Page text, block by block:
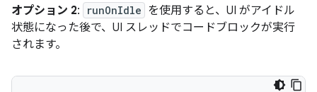
オプション 2: runOnIdle を使用すると、UI がアイドル
状態になった後で、UI スレッドでコードブロックが実行
されます。